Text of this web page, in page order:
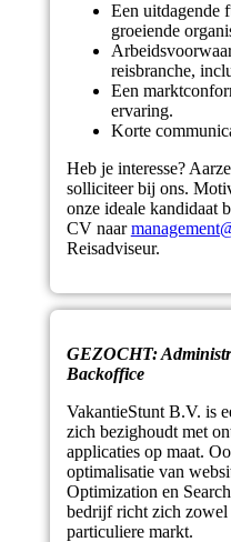
Een uitdagende
groeiende
reisbranche,
Een
ervaring.
Korte
Heb je interesse?
solliciteer bij ons.
onze ideale kandidaat
CV naar
Reisadviseur.
GEZOCHT:
Backoffice
VakantieStunt B.V. is
zich bezighoudt met
applicaties op maat.
optimalisatie van
Optimization en
bedrijf richt zich zowel
particuliere markt.